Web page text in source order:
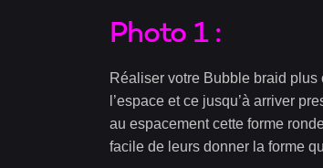
Photo 1 :
Réaliser votre Bubble braid
l’espace et ce jusqu’à arriver
au espacement cette forme
facile de leurs donner la forme